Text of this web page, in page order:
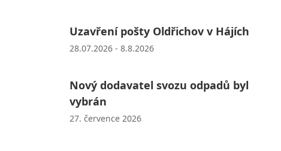
Uzavření pošty Oldřichov v Hájích
28.07.2026 - 8.8.2026
Nový dodavatel svozu odpadů byl
vybrán
27. července 2026